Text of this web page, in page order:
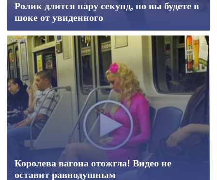
Ролик длится пару секунд, но вы будете в
шоке от увиденного
Королева вагона отожгла! Видео не
оставит равнодушным